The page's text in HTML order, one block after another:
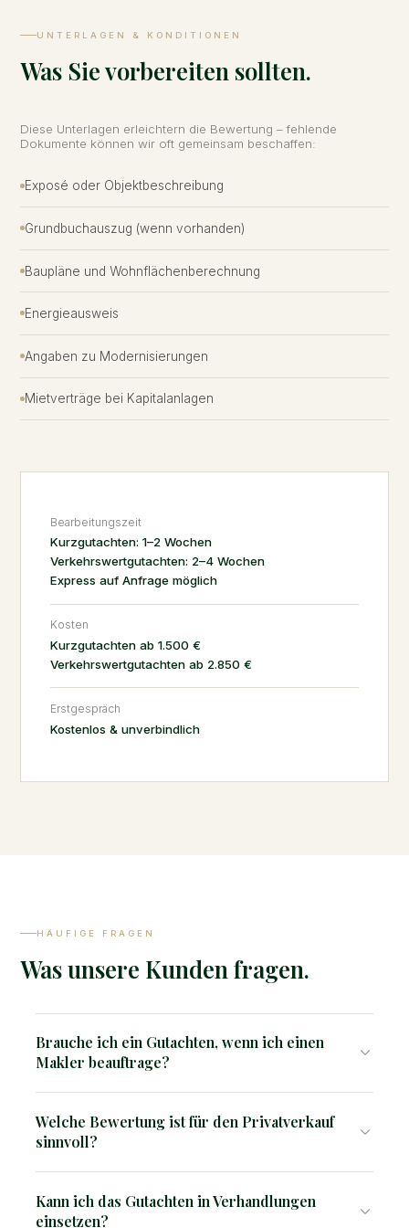
UNTERLAGEN & KONDITIONEN
Was Sie vorbereiten sollten.
Diese Unterlagen erleichtern die Bewertung – fehlende
Dokumente können wir oft gemeinsam beschaffen:
Exposé oder Objektbeschreibung
Grundbuchauszug (wenn vorhanden)
Baupläne und Wohnflächenberechnung
Energieausweis
Angaben zu Modernisierungen
Mietverträge bei Kapitalanlagen
Bearbeitungszeit
Kurzgutachten: 1–2 Wochen
Verkehrswertgutachten: 2–4 Wochen
Express auf Anfrage möglich
Kosten
Kurzgutachten ab 1.500 €
Verkehrswertgutachten ab 2.850 €
Erstgespräch
Kostenlos & unverbindlich
HÄUFIGE FRAGEN
Was unsere Kunden fragen.
Brauche ich ein Gutachten, wenn ich einen
Makler beauftrage?
Verkäufersicht und ohne gerichtsfeste Methodik. Unser
unabhängiges Gutachten gibt Ihnen und dem Makler
eine solide, neutrale Grundlage.
Welche Bewertung ist für den Privatverkauf
sinnvoll?
(ab 1.500 €). Wenn rechtliche Verbindlichkeit gefragt ist
Kann ich das Gutachten in Verhandlungen
einsetzen?